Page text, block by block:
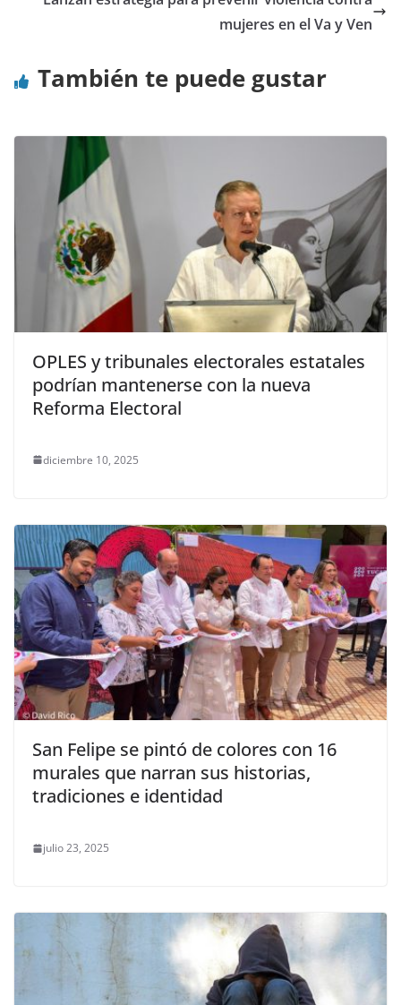
mujeres en el Va y Ven
También te puede gustar
OPLES y tribunales electorales estatales
podrían mantenerse con la nueva
Reforma Electoral
diciembre 10, 2025
San Felipe se pintó de colores con 16
murales que narran sus historias,
tradiciones e identidad
julio 23, 2025